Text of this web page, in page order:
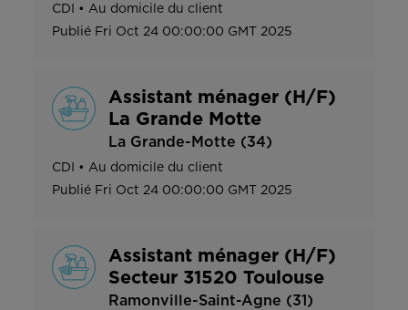
CDI • Au domicile du client
Publié Fri Oct 24 00:00:00 GMT 2025
Assistant ménager (H/F)
La Grande Motte
La Grande-Motte (34)
CDI • Au domicile du client
Publié Fri Oct 24 00:00:00 GMT 2025
Assistant ménager (H/F)
Secteur 31520 Toulouse
Ramonville-Saint-Agne (31)